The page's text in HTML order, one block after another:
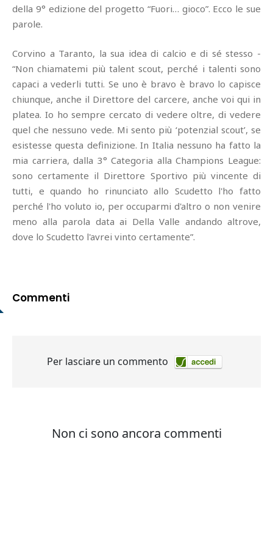
della 9° edizione del progetto “Fuori… gioco”. Ecco le sue
parole.
Corvino a Taranto, la sua idea di calcio e di sé stesso -
“Non chiamatemi più talent scout, perché i talenti sono
capaci a vederli tutti. Se uno è bravo è bravo lo capisce
chiunque, anche il Direttore del carcere, anche voi qui in
platea. Io ho sempre cercato di vedere oltre, di vedere
quel che nessuno vede. Mi sento più ‘potenzial scout’, se
esistesse questa definizione. In Italia nessuno ha fatto la
mia carriera, dalla 3° Categoria alla Champions League:
sono certamente il Direttore Sportivo più vincente di
tutti, e quando ho rinunciato allo Scudetto l'ho fatto
perché l'ho voluto io, per occuparmi d'altro o non venire
meno alla parola data ai Della Valle andando altrove,
dove lo Scudetto l'avrei vinto certamente”.
Commenti